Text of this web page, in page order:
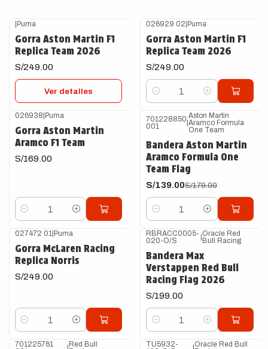
|Puma
Gorra Aston Martin F1
Replica Team 2026
S/249.00
Ver detalles
026929 02|Puma
Gorra Aston Martin F1
Replica Team 2026
S/249.00
Cantidad
026938|Puma
Gorra Aston Martin
Aramco F1 Team
S/169.00
Cantidad
-22%OFF
701228850
001
|
Aston Martin
Aramco Formula
One Team
Bandera Aston Martin
Aramco Formula One
Team Flag
S/139.00S/179.00
Cantidad
027472 01 |Puma
Gorra McLaren Racing
Replica Norris
S/249.00
Cantidad
RBRACC0005-
020-O/S
|Oracle Red
Bull Racing
Bandera Max
Verstappen Red Bull
Racing Flag 2026
S/199.00
Cantidad
701225761
Red Bull
TU5932-
Oracle Red Bull